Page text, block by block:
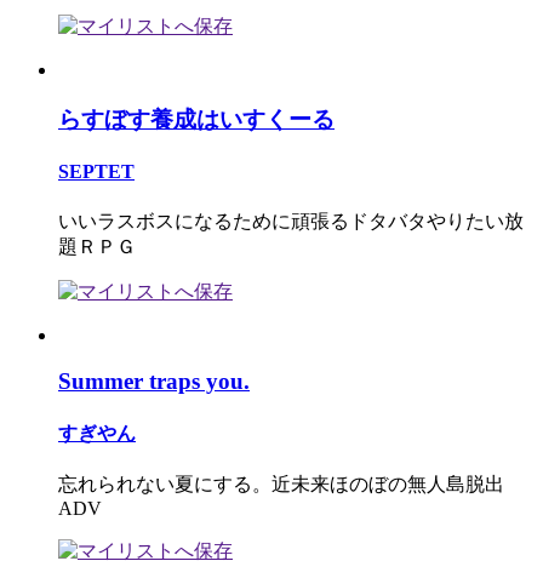
らすぼす養成はいすくーる
SEPTET
いいラスボスになるために頑張るドタバタやりたい放
題ＲＰＧ
Summer traps you.
すぎやん
忘れられない夏にする。近未来ほのぼの無人島脱出
ADV